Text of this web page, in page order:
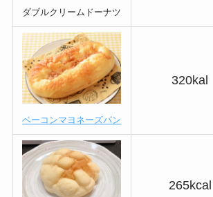
ダブルクリームドーナツ
ベーコンマヨネーズパン
320kal
265kcal